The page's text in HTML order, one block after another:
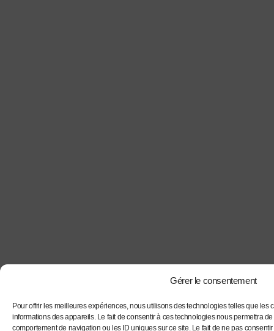
Gérer le consentement
Pour offrir les meilleures expériences, nous utilisons des technologies telles que les
informations des appareils. Le fait de consentir à ces technologies nous permettra
comportement de navigation ou les ID uniques sur ce site. Le fait de ne pas